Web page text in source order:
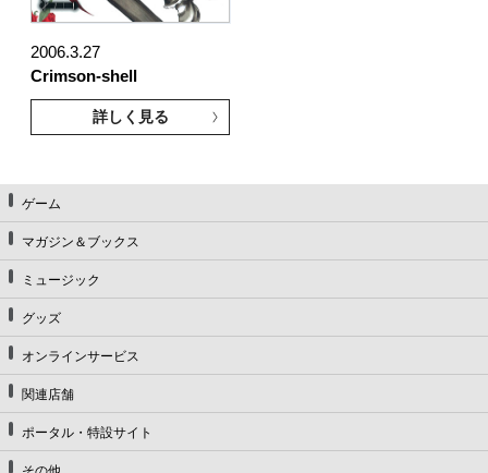
2006.3.27
Crimson-shell
詳しく見る
ゲーム
マガジン＆ブックス
ミュージック
グッズ
オンラインサービス
関連店舗
ポータル・特設サイト